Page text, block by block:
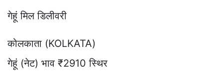
गेहूं मिल डिलीवरी
कोलकाता (KOLKATA)
गेहूं (नेट) भाव ₹2910 स्थिर